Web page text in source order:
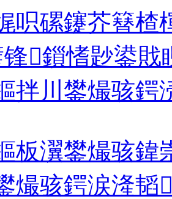
呮磥鑳芥簮
鎻愭尟鍙戝
拌川鐢熶骇鍔
板瀷鐢熶骇鍏
熶骇鍔涙湰韬